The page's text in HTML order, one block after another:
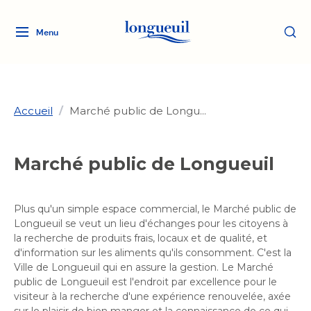
Menu
Logo
de
vers
l'accueil
Aménagement et urbanisme
Rôle d'évaluation
Rôle d'évaluation
Taxes
Taxes
Loisirs et culture
Arts et culture
Arts et culture
Bibliothèques
Bibliothèques
Développement social
Développement social
Services de proximité
Déneigement
Déneigement
Eau
Eau
Transition socioécologique
et mobilité
Quoi faire à Longueuil
Activités artistiques et
culturelles
Accueil / Marché public de Longu...
Marché public de Longueuil
Plus qu'un simple espace commercial, le Marché public de
Longueuil se veut un lieu d'échanges pour les citoyens à
la recherche de produits frais, locaux et de qualité, et
d'information sur les aliments qu'ils consomment. C'est la
Ville de Longueuil qui en assure la gestion. Le Marché
public de Longueuil est l'endroit par excellence pour le
visiteur à la recherche d'une expérience renouvelée, axée